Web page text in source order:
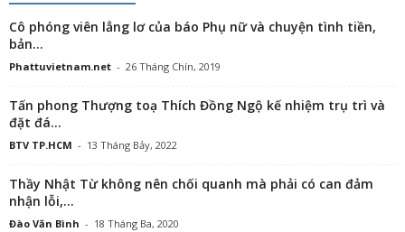
Cô phóng viên lẳng lơ của báo Phụ nữ và chuyện tình tiền,
bản...
Phattuvietnam.net - 26 Tháng Chín, 2019
Tấn phong Thượng toạ Thích Đồng Ngộ kế nhiệm trụ trì và
đặt đá...
BTV TP.HCM - 13 Tháng Bảy, 2022
Thầy Nhật Từ không nên chối quanh mà phải có can đảm
nhận lỗi,...
Đào Văn Bình - 18 Tháng Ba, 2020